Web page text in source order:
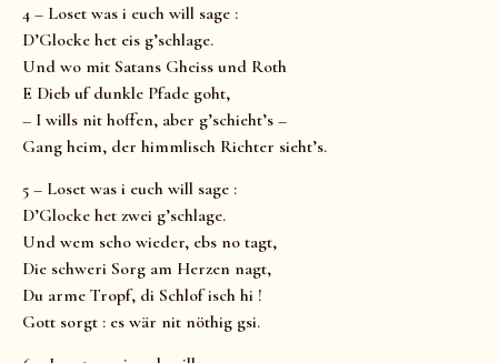
4 – Loset was i euch will sage :
D’Glocke het eis g’schlage.
Und wo mit Satans Gheiss und Roth
E Dieb uf dunkle Pfade goht,
– I wills nit hoffen, aber g’schieht’s –
Gang heim, der himmlisch Richter sieht’s.
5 – Loset was i euch will sage :
D’Glocke het zwei g’schlage.
Und wem scho wieder, ebs no tagt,
Die schweri Sorg am Herzen nagt,
Du arme Tropf, di Schlof isch hi !
Gott sorgt : es wär nit nöthig gsi.